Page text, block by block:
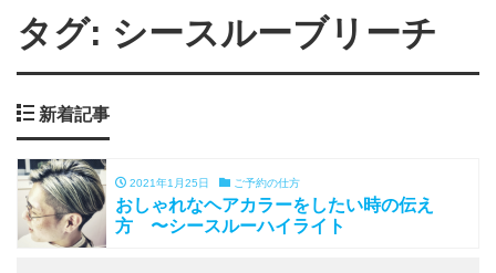
タグ: シースルーブリーチ
新着記事
2021年1月25日 ご予約の仕方
おしゃれなヘアカラーをしたい時の伝え
方 〜シースルーハイライト